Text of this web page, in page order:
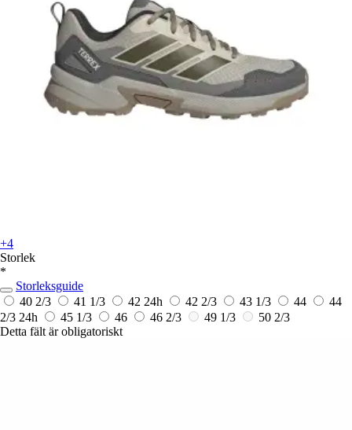
+4
Storlek
*
Storleksguide
40 2/3
41 1/3 42 24h 42 2/3 43 1/3 44
44
2/3 24h 45 1/3 46 46 2/3 49 1/3
50 2/3
Detta fält är obligatoriskt